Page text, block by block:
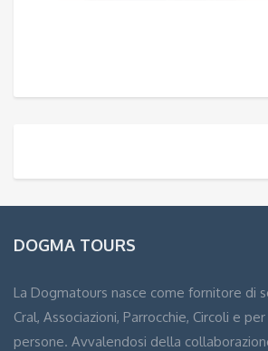
DOGMA TOURS
La Dogmatours nasce come fornitore di
Cral, Associazioni, Parrocchie, Circoli e
persone. Avvalendosi della